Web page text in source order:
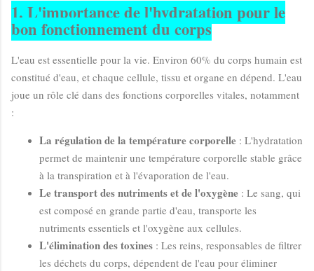
1. L'importance de l'hydratation pour le
bon fonctionnement du corps
L'eau est essentielle pour la vie. Environ 60% du corps humain est
constitué d'eau, et chaque cellule, tissu et organe en dépend. L'eau
joue un rôle clé dans des fonctions corporelles vitales, notamment
:
La régulation de la température corporelle : L'hydratation
permet de maintenir une température corporelle stable grâce
à la transpiration et à l'évaporation de l'eau.
Le transport des nutriments et de l'oxygène : Le sang, qui
est composé en grande partie d'eau, transporte les
nutriments essentiels et l'oxygène aux cellules.
L'élimination des toxines : Les reins, responsables de filtrer
les déchets du corps, dépendent de l'eau pour éliminer